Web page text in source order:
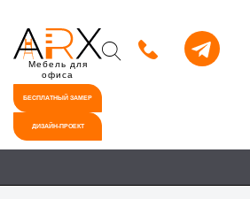
Мебель для
офиса
БЕСПЛАТНЫЙ ЗАМЕР
ДИЗАЙН-ПРОЕКТ